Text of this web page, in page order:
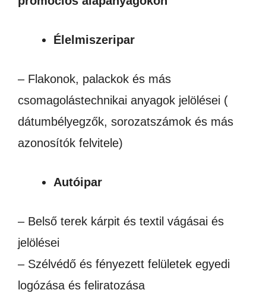
Élelmiszeripar
– Flakonok, palackok és más
csomagolástechnikai anyagok jelölései (
dátumbélyegzők, sorozatszámok és más
azonosítók felvitele)
Autóipar
– Belső terek kárpit és textil vágásai és
jelölései
– Szélvédő és fényezett felületek egyedi
logózása és feliratozása